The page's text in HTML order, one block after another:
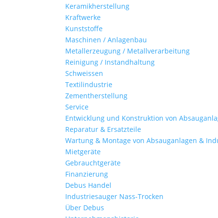
Keramikherstellung
Kraftwerke
Kunststoffe
Maschinen / Anlagenbau
Metallerzeugung / Metallverarbeitung
Reinigung / Instandhaltung
Schweissen
Textilindustrie
Zementherstellung
Service
Entwicklung und Konstruktion von
Reparatur & Ersatzteile
Wartung & Montage von Absauganlagen &
Mietgeräte
Gebrauchtgeräte
Finanzierung
Debus Handel
Industriesauger Nass-Trocken
Über Debus